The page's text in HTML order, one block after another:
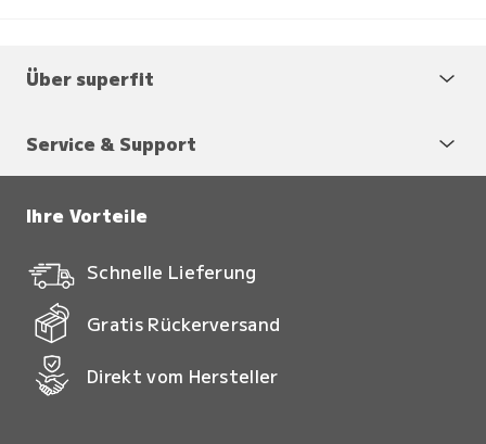
Über superfit
Service & Support
Ihre Vorteile
Schnelle Lieferung
Gratis Rückerversand
Direkt vom Hersteller